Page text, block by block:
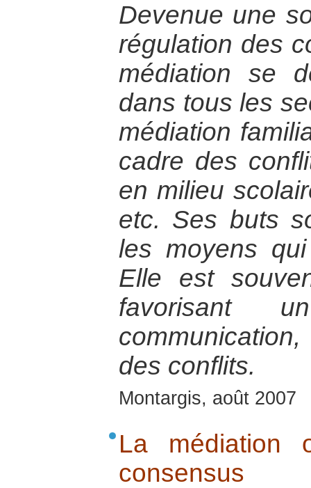
Devenue une
régulation des
médiation se
dans tous les
médiation
cadre des
en milieu
etc. Ses buts
les moyens
Elle est
favorisant
des conflits.
Montargis, août 2007
La médiation
consensus